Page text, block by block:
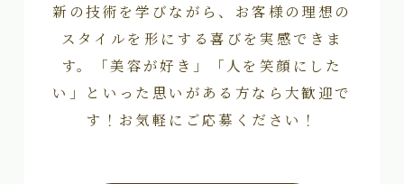
新の技術を学びながら、お客様の理想の
スタイルを形にする喜びを実感できま
す。「美容が好き」「人を笑顔にした
い」といった思いがある方なら大歓迎で
す！お気軽にご応募ください！